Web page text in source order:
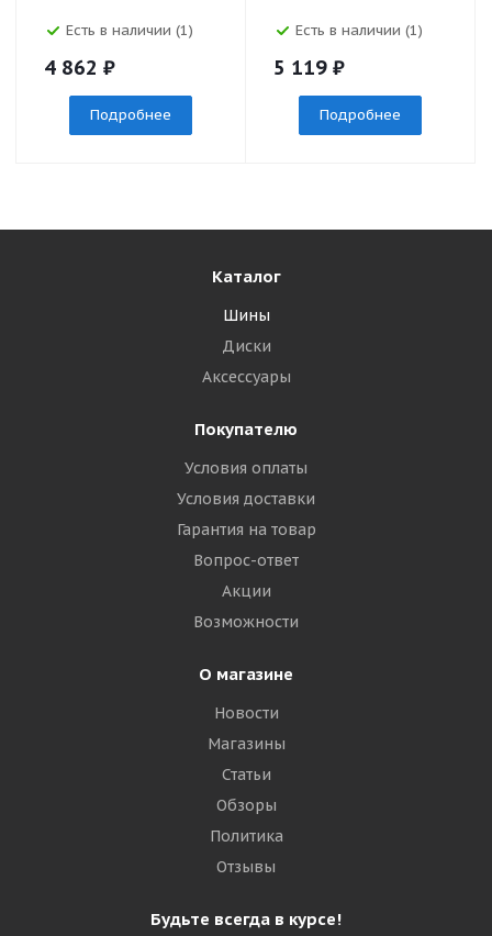
Есть в наличии (1)
4 862 ₽
Подробнее
Есть в наличии (1)
5 119 ₽
Подробнее
Каталог
Шины
Диски
Аксессуары
Покупателю
Условия оплаты
Условия доставки
Гарантия на товар
Вопрос-ответ
Акции
Возможности
О магазине
Новости
Магазины
Статьи
Обзоры
Политика
Отзывы
Будьте всегда в курсе!